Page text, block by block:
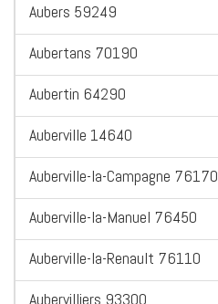
Aubers 59249
Aubertans 70190
Aubertin 64290
Auberville 14640
Auberville-la-Campagne 76170
Auberville-la-Manuel 76450
Auberville-la-Renault 76110
Aubervilliers 93300